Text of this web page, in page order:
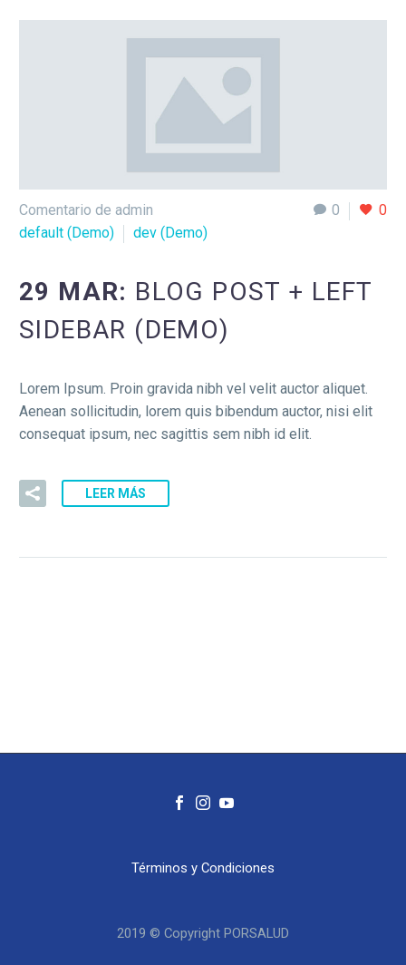
0 0
Comentario de admin
default (Demo)
dev (Demo)
29 MAR: BLOG POST + LEFT
SIDEBAR (DEMO)
Lorem Ipsum. Proin gravida nibh vel velit auctor aliquet.
Aenean sollicitudin, lorem quis bibendum auctor, nisi elit
consequat ipsum, nec sagittis sem nibh id elit.
LEER MÁS
Términos y Condiciones
2019 © Copyright PORSALUD